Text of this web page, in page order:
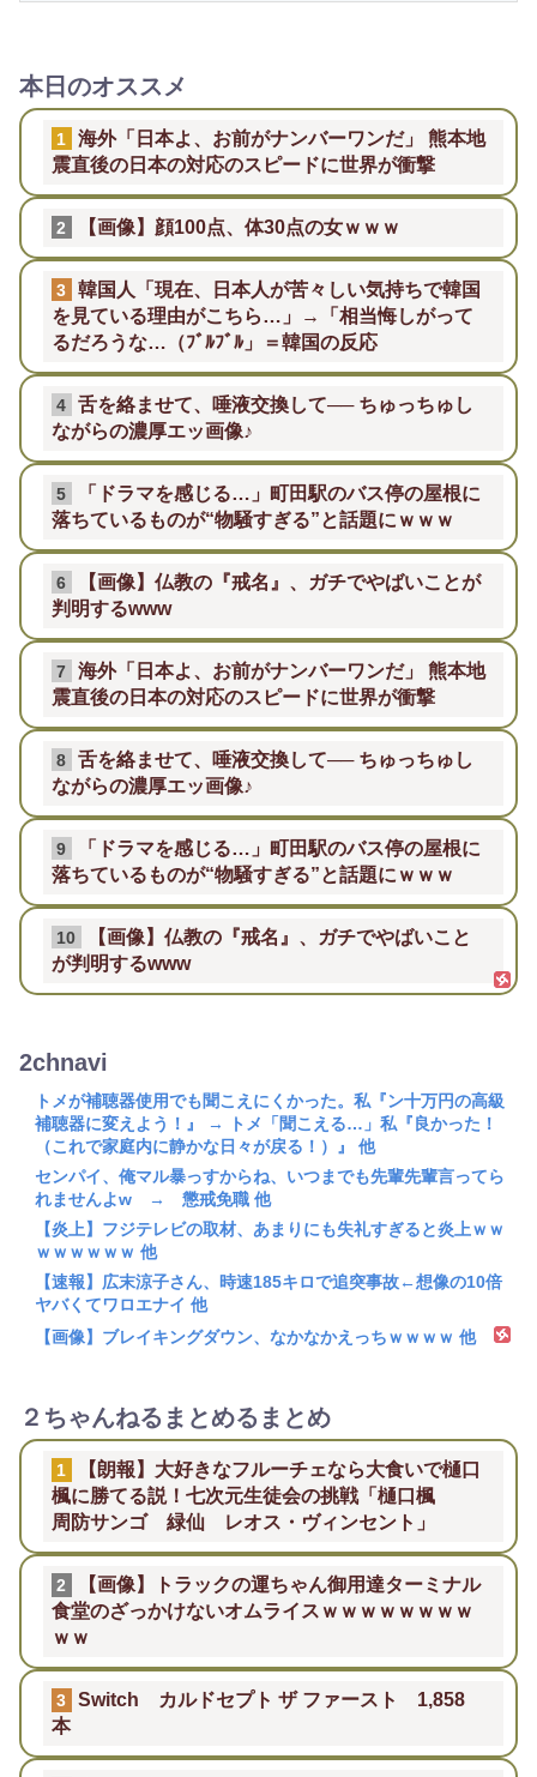
本日のオススメ
1
海外「日本よ、お前がナンバーワンだ」 熊本地
震直後の日本の対応のスピードに世界が衝撃
2 【画像】顔100点、体30点の女ｗｗｗ
3
韓国人「現在、日本人が苦々しい気持ちで韓国
を見ている理由がこちら…」→「相当悔しがって
るだろうな…（ﾌﾞﾙﾌﾞﾙ」＝韓国の反応
4
舌を絡ませて、唾液交換して── ちゅっちゅし
ながらの濃厚エッ画像♪
5
「ドラマを感じる…」町田駅のバス停の屋根に
落ちているものが“物騒すぎる”と話題にｗｗｗ
6
【画像】仏教の『戒名』、ガチでやばいことが
判明するwww
7
海外「日本よ、お前がナンバーワンだ」 熊本地
震直後の日本の対応のスピードに世界が衝撃
8
舌を絡ませて、唾液交換して── ちゅっちゅし
ながらの濃厚エッ画像♪
9
「ドラマを感じる…」町田駅のバス停の屋根に
落ちているものが“物騒すぎる”と話題にｗｗｗ
10
【画像】仏教の『戒名』、ガチでやばいこと
が判明するwww
2chnavi
トメが補聴器使用でも聞こえにくかった。私『ン十万円の高級
補聴器に変えよう！』 → トメ「聞こえる…」私『良かった！
（これで家庭内に静かな日々が戻る！）』 他
センパイ、俺マル暴っすからね、いつまでも先輩先輩言ってら
れませんよw → 懲戒免職 他
【炎上】フジテレビの取材、あまりにも失礼すぎると炎上ｗｗ
ｗｗｗｗｗｗ 他
【速報】広末涼子さん、時速185キロで追突事故←想像の10倍
ヤバくてワロエナイ 他
【画像】ブレイキングダウン、なかなかえっちｗｗｗｗ 他
２ちゃんねるまとめるまとめ
1
【朗報】大好きなフルーチェなら大食いで樋口
楓に勝てる説！七次元生徒会の挑戦「樋口楓
周防サンゴ 緑仙 レオス・ヴィンセント」
2
【画像】トラックの運ちゃん御用達ターミナル
食堂のざっかけないオムライスｗｗｗｗｗｗｗｗ
ｗｗ
3
Switch カルドセプト ザ ファースト 1,858
本